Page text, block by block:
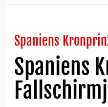
Spaniens
Spaniens